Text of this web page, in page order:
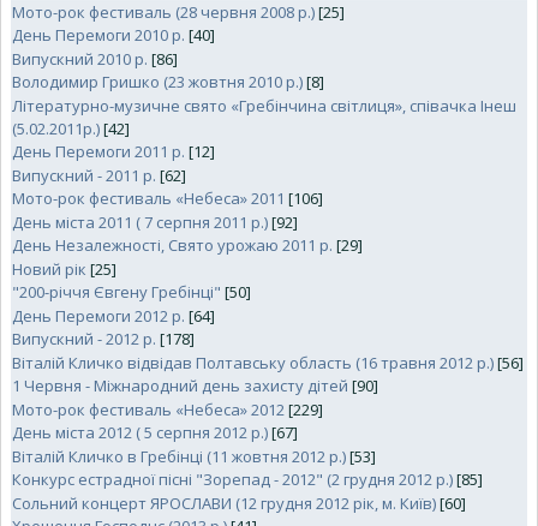
Мото-рок фестиваль (28 червня 2008 р.)[25]
День Перемоги 2010 р. [40]
Випускний 2010 р. [86]
Володимир Гришко (23 жовтня 2010 р.)[8]
Літературно-музичне свято «Гребінчина світлиця», співачка Інеш
(5.02.2011р.)[42]
День Перемоги 2011 р. [12]
Випускний - 2011 р. [62]
Мото-рок фестиваль «Небеса» 2011 [106]
День міста 2011 ( 7 серпня 2011 р.)[92]
День Незалежності, Свято урожаю 2011 р. [29]
Новий рік [25]
"200-річчя Євгену Гребінці" [50]
День Перемоги 2012 р. [64]
Випускний - 2012 р. [178]
Віталій Кличко відвідав Полтавську область (16 травня 2012 р.)[56]
1 Червня - Міжнародний день захисту дітей [90]
Мото-рок фестиваль «Небеса» 2012[229]
День міста 2012 ( 5 серпня 2012 р.)[67]
Віталій Кличко в Гребінці (11 жовтня 2012 р.)[53]
Конкурс естрадної пісні "Зорепад - 2012" (2 грудня 2012 р.)[85]
Cольний концерт ЯРОСЛАВИ (12 грудня 2012 рік, м. Київ)[60]